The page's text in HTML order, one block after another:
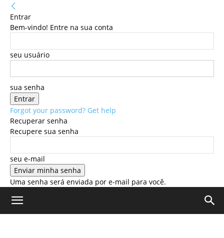
Entrar
Bem-vindo! Entre na sua conta
seu usuário
sua senha
Forgot your password? Get help
Recuperar senha
Recupere sua senha
seu e-mail
Uma senha será enviada por e-mail para você.